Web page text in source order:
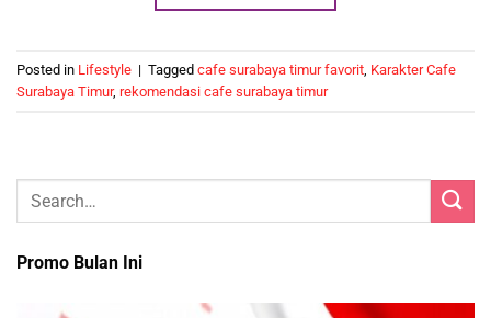
Posted in Lifestyle | Tagged cafe surabaya timur favorit Karakter Cafe
Surabaya Timur, rekomendasi cafe surabaya timur
Promo Bulan Ini